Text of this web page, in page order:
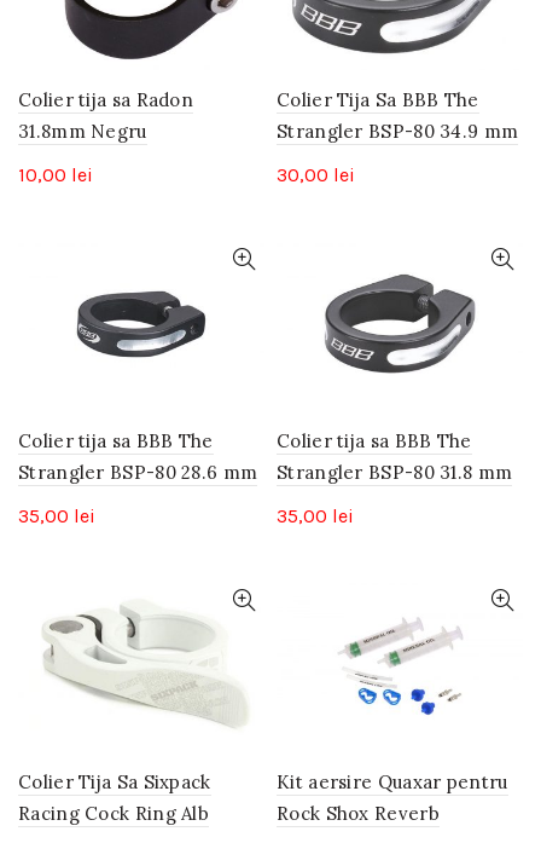
Colier tija sa Radon
31.8mm Negru
10,00 lei
Colier Tija Sa BBB The
Strangler BSP-80 34.9 mm
30,00 lei
Colier tija sa BBB The
Strangler BSP-80 28.6 mm
35,00 lei
Colier tija sa BBB The
Strangler BSP-80 31.8 mm
35,00 lei
Colier Tija Sa Sixpack
Racing Cock Ring Alb
Kit aersire Quaxar pentru
Rock Shox Reverb